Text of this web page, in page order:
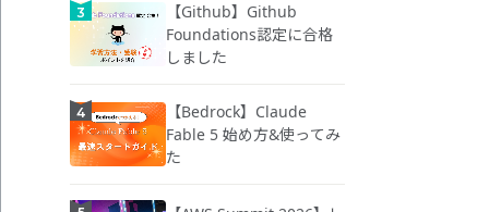
【Github】Github
Foundations認定に合格
しました
【Bedrock】Claude
Fable 5 始め方&使ってみ
た